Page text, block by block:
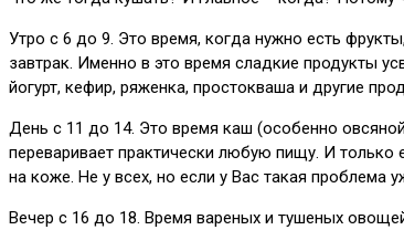
Утро с 6 до 9. Это время, когда нужно есть
завтрак. Именно в это время сладкие продукты
йогурт, кефир, ряженка, простокваша и другие
День с 11 до 14. Это время каш (особенно
переваривает практически любую пищу. И только
на коже. Не у всех, но если у Вас такая проблема
Вечер с 16 до 18. Время вареных и тушеных